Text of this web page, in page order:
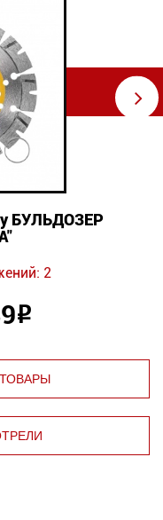
БУЛЬДОЗЕР
2
Р
⇨